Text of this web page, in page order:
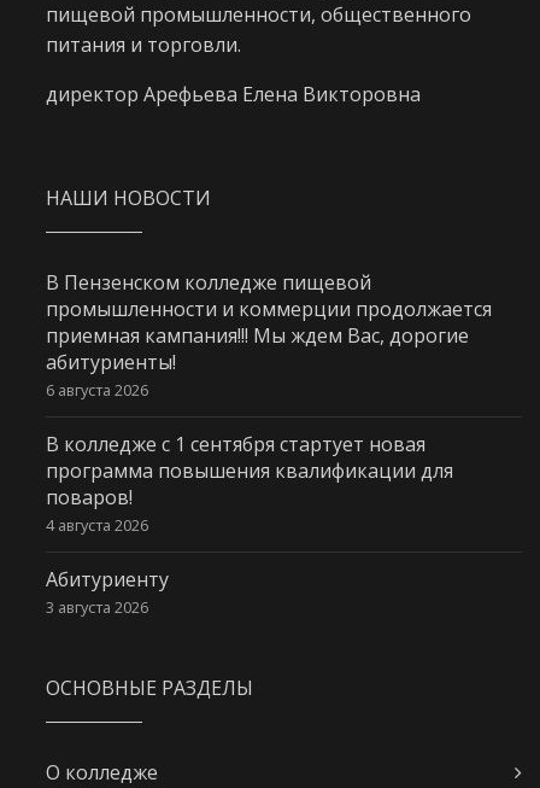
пищевой промышленности, общественного
питания и торговли.
директор Арефьева Елена Викторовна
НАШИ НОВОСТИ
В Пензенском колледже пищевой
промышленности и коммерции продолжается
приемная кампания!!! Мы ждем Вас, дорогие
абитуриенты!
6 августа 2026
В колледже с 1 сентября стартует новая
программа повышения квалификации для
поваров!
4 августа 2026
Абитуриенту
3 августа 2026
ОСНОВНЫЕ РАЗДЕЛЫ
О колледже